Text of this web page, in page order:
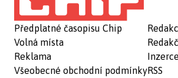
Předplatné časopisu Chip
Volná místa
Reklama
Všeobecné obchodní podmínky
Inzerce
RSS